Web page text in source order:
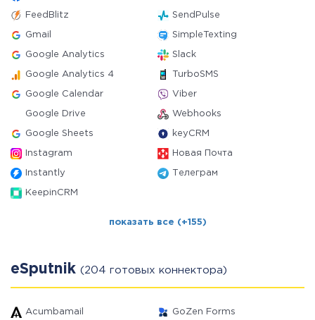
FeedBlitz SendPulse
Gmail SimpleTexting
Google Analytics Slack
Google Analytics 4 TurboSMS
Google Calendar Viber
Google Drive Webhooks
Google Sheets keyCRM
Instagram Новая Почта
Instantly Телеграм
KeepinCRM
показать все (+155)
eSputnik (204 готовых коннектора)
Acumbamail GoZen Forms